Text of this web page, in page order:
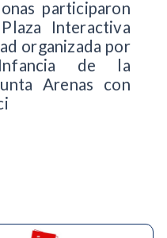
participaron
Interactiva
organizada por
de la
Arenas con